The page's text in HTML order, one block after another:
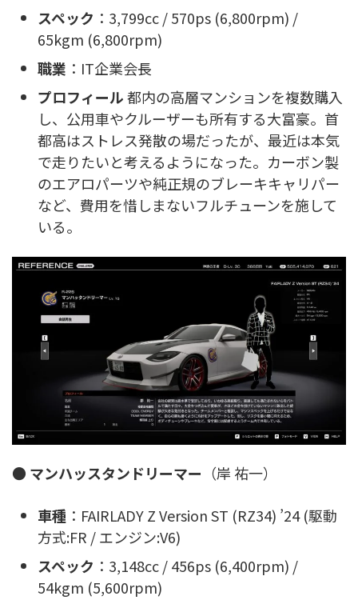
スペック ：3,799cc / 570ps (6,800rpm) /
65kgm (6,800rpm)
職業 ：IT企業会長
プロフィール都内の高層マンションを複数購入
し、公用車やクルーザーも所有する大富豪。首
都高はストレス発散の場だったが、最近は本気
で走りたいと考えるようになった。カーボン製
のエアロパーツや純正規のブレーキキャリパー
など、費用を惜しまないフルチューンを施して
いる。
● マンハッスタンドリーマー （岸 祐一）
車種 ：FAIRLADY Z Version ST (RZ34) ’24 (駆動
方式:FR / エンジン:V6)
スペック ：3,148cc / 456ps (6,400rpm) /
54kgm (5,600rpm)